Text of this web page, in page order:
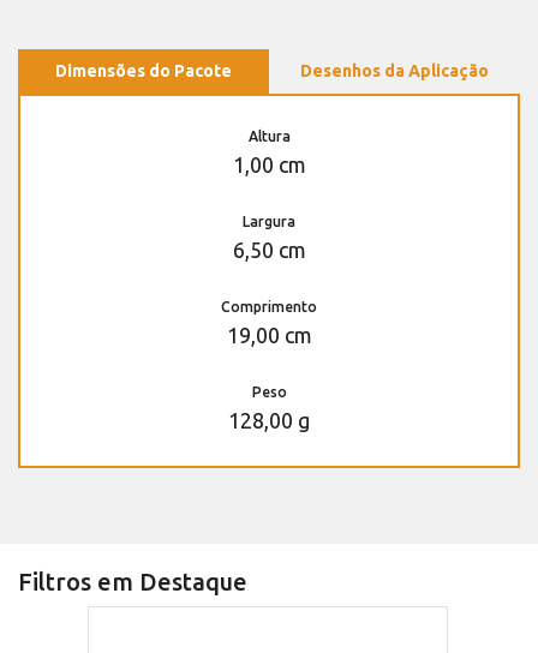
Dimensões do Pacote Desenhos da Aplicação
Altura
1,00 cm
Largura
6,50 cm
Comprimento
19,00 cm
Peso
128,00 g
Filtros em Destaque